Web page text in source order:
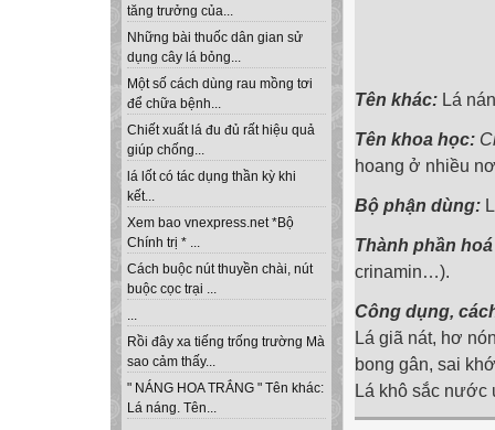
tăng trưởng của...
Những bài thuốc dân gian sử
dụng cây lá bỏng...
Một số cách dùng rau mồng tơi
để chữa bệnh...
Chiết xuất lá đu đủ rất hiệu quả
giúp chống...
lá lốt có tác dụng thần kỳ khi
kết...
Xem bao vnexpress.net *Bộ
Chính trị * ...
Cách buộc nút thuyền chài, nút
buộc cọc trại ...
...
Rồi đây xa tiếng trống trường Mà
sao cảm thấy...
" NÁNG HOA TRẮNG " Tên khác:
Lá náng. Tên...
Tên khác: Lá
Tên khoa học:
hoang ở nhiều
Bộ phận dùng:
Thành phần
crinamin…).
Công dụng,
Lá giã nát, hơ
bong gân, sai
Lá khô sắc